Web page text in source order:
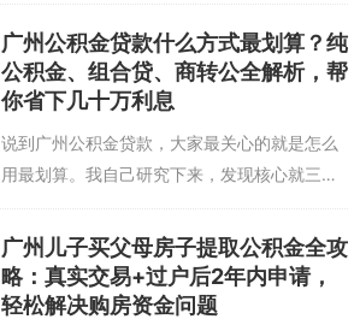
金贷款的审批并非只看负债总额这一个数字。
审批的核心，其实是评估我的“还款能力”...
广州公积金贷款什么方式最划算？纯
公积金、组合贷、商转公全解析，帮
你省下几十万利息
说到广州公积金贷款，大家最关心的就是怎么
用最划算。我自己研究下来，发现核心就三种
方式：纯公积金贷款、组合贷款，还有商转
公。每种方式都有自己的脾气，适合不同情况
的人。 先聊聊纯公积金贷款。这绝对是利率
上...
广州儿子买父母房子提取公积金全攻
略：真实交易+过户后2年内申请，
轻松解决购房资金问题